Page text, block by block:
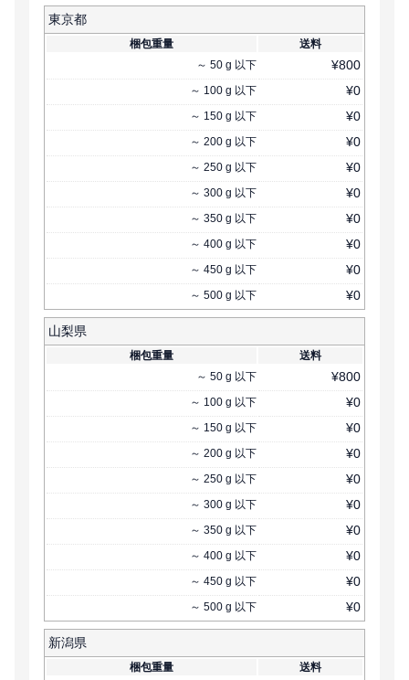
東京都
梱包重量
送料
～ 50 g 以下 ¥800
～ 100 g 以下 ¥0
～ 150 g 以下 ¥0
～ 200 g 以下 ¥0
～ 250 g 以下 ¥0
～ 300 g 以下 ¥0
～ 350 g 以下 ¥0
～ 400 g 以下 ¥0
～ 450 g 以下 ¥0
～ 500 g 以下 ¥0
山梨県
梱包重量
送料
～ 50 g 以下 ¥800
～ 100 g 以下 ¥0
～ 150 g 以下 ¥0
～ 200 g 以下 ¥0
～ 250 g 以下 ¥0
～ 300 g 以下 ¥0
～ 350 g 以下 ¥0
～ 400 g 以下 ¥0
～ 450 g 以下 ¥0
～ 500 g 以下 ¥0
新潟県
梱包重量
送料